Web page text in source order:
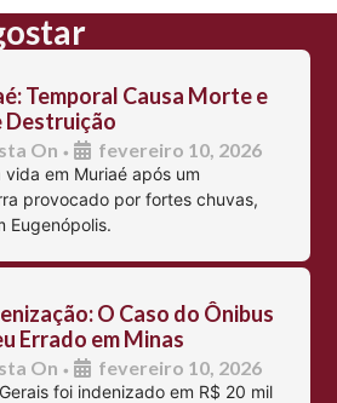
Temporal Causa Morte e
Destruição
On • fevereiro 10, 2026
em Muriaé após um
provocado por fortes chuvas,
Eugenópolis.
O Caso do Ônibus
Errado em Minas
On • fevereiro 10, 2026
foi indenizado em R$ 20 mil